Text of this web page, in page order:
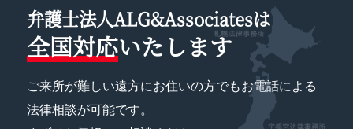
弁護士法人ALG&Associatesは
全国対応いたします
ご来所が難しい遠方にお住いの方でもお電話による
法律相談が可能です。